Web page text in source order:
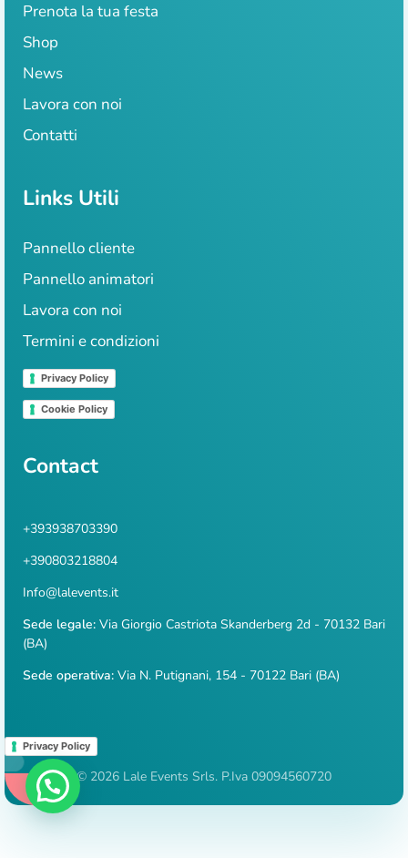
Prenota la tua festa
Shop
News
Lavora con noi
Contatti
Links Utili
Pannello cliente
Pannello animatori
Lavora con noi
Termini e condizioni
Privacy Policy
Cookie Policy
Contact
+393938703390
+390803218804
Info@lalevents.it
Sede legale: Via Giorgio Castriota Skanderberg 2d - 70132 Bari
(BA)
Sede operativa: Via N. Putignani, 154 - 70122 Bari (BA)
Privacy Policy
© 2026 Lale Events Srls. P.Iva 09094560720